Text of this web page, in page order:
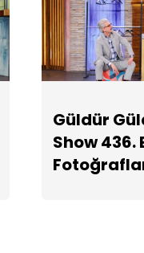
Güldür
Show 436.